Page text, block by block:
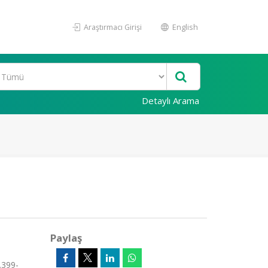
Araştırmacı Girişi English
Detaylı Arama
Paylaş